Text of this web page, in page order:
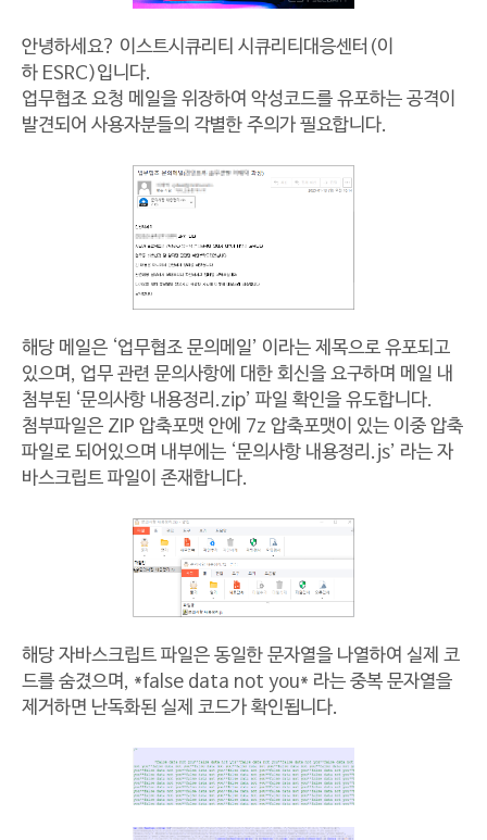
안녕하세요? 이스트시큐리티 시큐리티대응센터(이
하 ESRC)입니다.
업무협조 요청 메일을 위장하여 악성코드를 유포하는 공격이
발견되어 사용자분들의 각별한 주의가 필요합니다.
해당 메일은 ‘업무협조 문의메일’ 이라는 제목으로 유포되고
있으며, 업무 관련 문의사항에 대한 회신을 요구하며 메일 내
첨부된 ‘문의사항 내용정리.zip’ 파일 확인을 유도합니다.
첨부파일은 ZIP 압축포맷 안에 7z 압축포맷이 있는 이중 압축
파일로 되어있으며 내부에는 ‘문의사항 내용정리.js’ 라는 자
바스크립트 파일이 존재합니다.
해당 자바스크립트 파일은 동일한 문자열을 나열하여 실제 코
드를 숨겼으며, *false data not you* 라는 중복 문자열을
제거하면 난독화된 실제 코드가 확인됩니다.